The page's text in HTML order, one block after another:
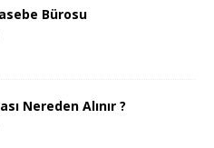
Bürosu
Nereden Alınır ?